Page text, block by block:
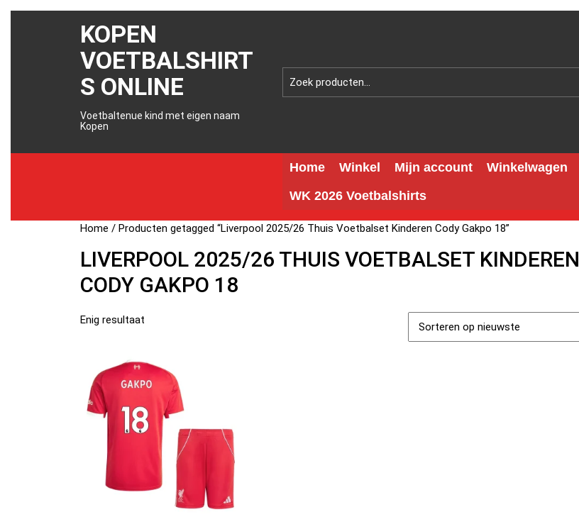
KOPEN
VOETBALSHIRT
S ONLINE
Voetbaltenue kind met eigen naam
Kopen
Home Winkel Mijn account Winkelwagen
WK 2026 Voetbalshirts
Home / Producten getagged “Liverpool 2025/26 Thuis Voetbalset Kinderen Cody Gakpo 18”
LIVERPOOL 2025/26 THUIS VOETBALSET KINDEREN
CODY GAKPO 18
Enig resultaat